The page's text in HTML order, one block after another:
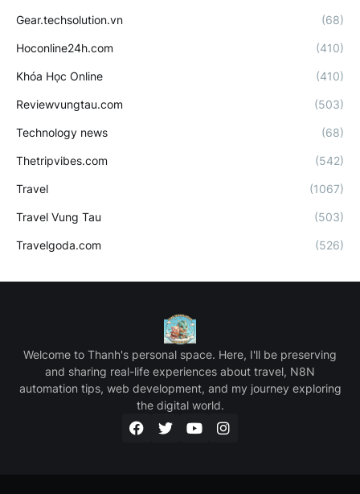
Gear.techsolution.vn (68)
Hoconline24h.com (410)
Khóa Học Online (410)
Reviewvungtau.com (503)
Technology news (68)
Thetripvibes.com (542)
Travel (1067)
Travel Vung Tau (503)
Travelgoda.com (526)
Welcome to Thanh's personal space. Here, I'll be preserving
and sharing real-life experiences about travel, N8N
automation tips, web development, and my journey exploring
the digital world.